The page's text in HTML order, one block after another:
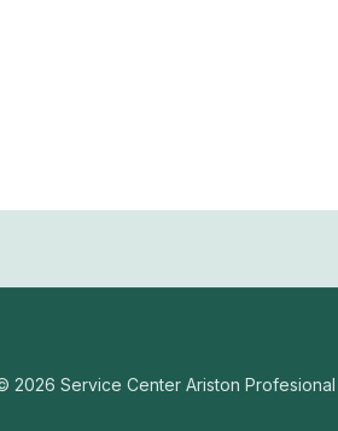
2026 Service Center Ariston Profesional